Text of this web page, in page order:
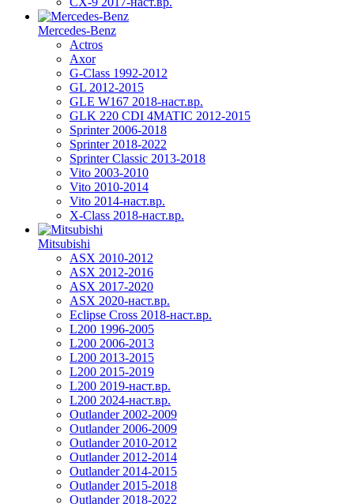
Mercedes-Benz
Actros
Axor
G-Class 1992-2012
GL 2012-2015
GLE W167 2018-наст.вр.
GLK 220 CDI 4MATIC 2012-2015
Sprinter 2006-2018
Sprinter 2018-2022
Sprinter Classic 2013-2018
Vito 2003-2010
Vito 2010-2014
Vito 2014-наст.вр.
X-Class 2018-наст.вр.
Mitsubishi
ASX 2010-2012
ASX 2012-2016
ASX 2017-2020
ASX 2020-наст.вр.
Eclipse Cross 2018-наст.вр.
L200 1996-2005
L200 2006-2013
L200 2013-2015
L200 2015-2019
L200 2019-наст.вр.
L200 2024-наст.вр.
Outlander 2002-2009
Outlander 2006-2009
Outlander 2010-2012
Outlander 2012-2014
Outlander 2014-2015
Outlander 2015-2018
Outlander 2018-2022